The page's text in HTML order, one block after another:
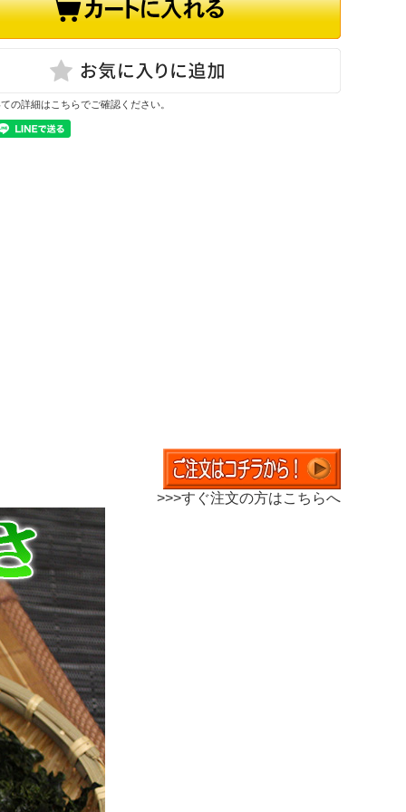
の詳細はこちらでご確認ください。
>>>すぐ注文の方はこちらへ